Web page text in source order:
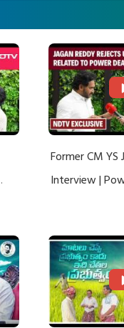
Former CM YS
Interview |